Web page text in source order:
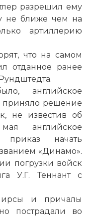
разрешил ему
не ближе чем на
артиллерию
что на самом
отданное ранее
английское
решение
не известив об
английское
приказ начать
«Динамо».
погрузки войск
У.Г. Теннант с
и причалы
пострадали во